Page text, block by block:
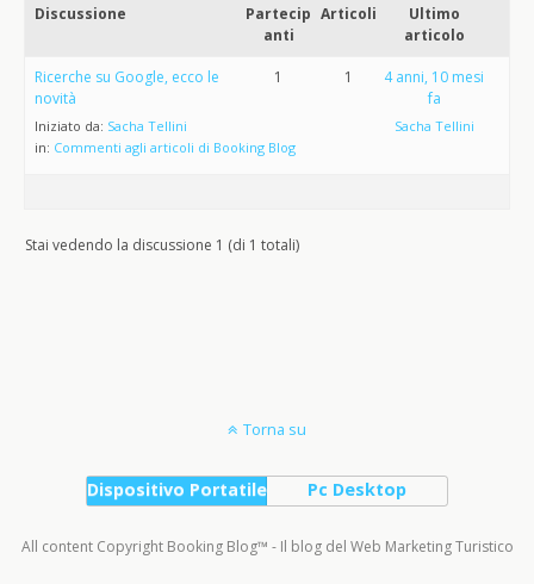
Discussione
Partecip
anti
Articoli
Ultimo
articolo
Ricerche su Google, ecco le
novità
Iniziato da: Sacha Tellini
in: Commenti agli articoli di Booking Blog
1 1
4 anni, 10 mesi
fa
Sacha Tellini
Stai vedendo la discussione 1 (di 1 totali)
Torna su
Dispositivo Portatile Pc Desktop
All content Copyright Booking Blog™ - Il blog del Web Marketing Turistico